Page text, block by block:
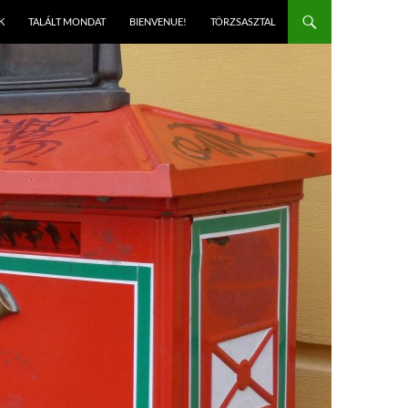
TALÁLT MONDAT BIENVENUE! TÖRZSASZTAL